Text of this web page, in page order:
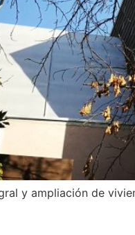
y ampliación de